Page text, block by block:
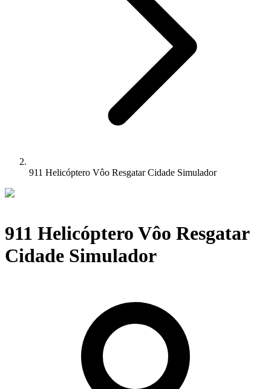
911 Helicóptero Vôo Resgatar Cidade Simulador
911 Helicóptero Vôo Resgatar
Cidade Simulador